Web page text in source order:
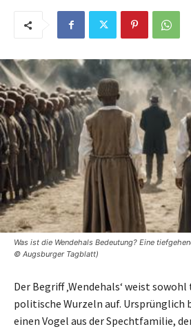
Was ist die Wendehals Bedeutung? Eine
© Augsburger Tagblatt)
Der Begriff ‚Wendehals‘ weist
politische Wurzeln auf. Ursprünglich
einen Vogel aus der Spechtfamilie,